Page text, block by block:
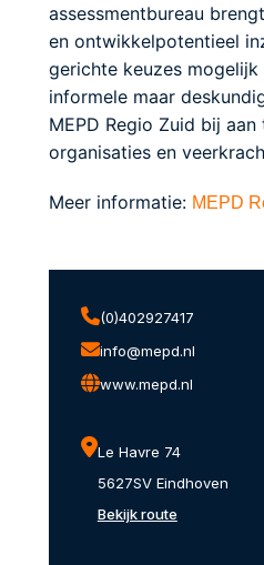
assessmentbureau
en ontwikkelpotentieel
gerichte keuzes
informele maar
MEPD Regio Zuid bij
organisaties en
Meer informatie: MEPD
(0)402927417
info@mepd.nl
www.mepd.nl
Le Havre 74
5627SV Eindhoven
Bekijk route